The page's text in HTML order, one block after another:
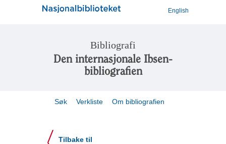
English
Bibliografi
Den internasjonale Ibsen-
bibliografien
Søk Verkliste Om bibliografien
Tilbake til